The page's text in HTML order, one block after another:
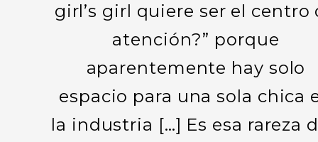
girl’s girl quiere ser el centro
atención?” porque
aparentemente hay solo
espacio para una sola chica
la industria […] Es esa rareza